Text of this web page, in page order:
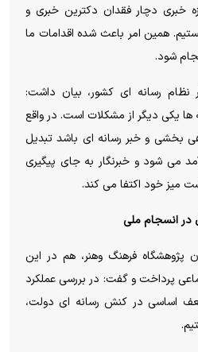
خبری دچار فقدان دکترین خبری و
همین امر باعث شده اقدامات ما
شود.
رسانه ای کشور، بیان داشت:
ها یکی دیگر از مشکلات است. در واقع
بخشی و خبر رسانه ای باشد تبدیل
می شود و خبرنگار به جای پیگیری
میز خود اکتفا می کند.
در انسجام ملی
فرهنگ وهنر، هم در این
پرداخت و گفت: در بررسی عملکرد
اساسی در کنش رسانه ای دولت،